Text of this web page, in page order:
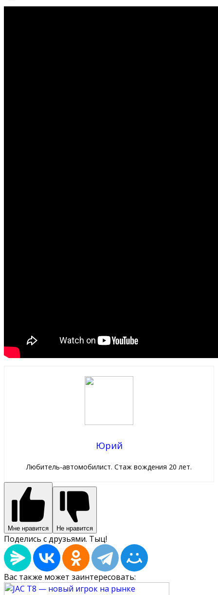
Юрий
Любитель-автомобилист. Стаж вождения 20 лет.
Мне нравится Не нравится
Поделись с друзьями. Тыц!
Вас также может заинтересовать: